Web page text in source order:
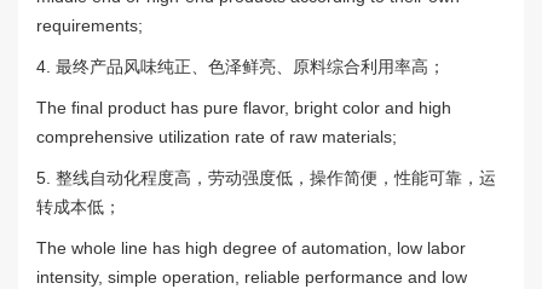
requirements;
4. 最终产品风味纯正、色泽鲜亮、原料综合利用率高；
The final product has pure flavor, bright color and high
comprehensive utilization rate of raw materials;
5. 整线自动化程度高，劳动强度低，操作简便，性能可靠，运
转成本低；
The whole line has high degree of automation, low labor
intensity, simple operation, reliable performance and low